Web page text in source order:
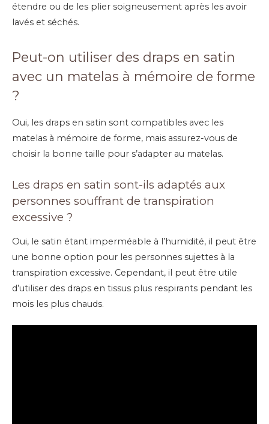
étendre ou de les plier soigneusement après les avoir
lavés et séchés.
Peut-on utiliser des draps en satin
avec un matelas à mémoire de forme
?
Oui, les draps en satin sont compatibles avec les
matelas à mémoire de forme, mais assurez-vous de
choisir la bonne taille pour s’adapter au matelas.
Les draps en satin sont-ils adaptés aux
personnes souffrant de transpiration
excessive ?
Oui, le satin étant imperméable à l’humidité, il peut être
une bonne option pour les personnes sujettes à la
transpiration excessive. Cependant, il peut être utile
d’utiliser des draps en tissus plus respirants pendant les
mois les plus chauds.